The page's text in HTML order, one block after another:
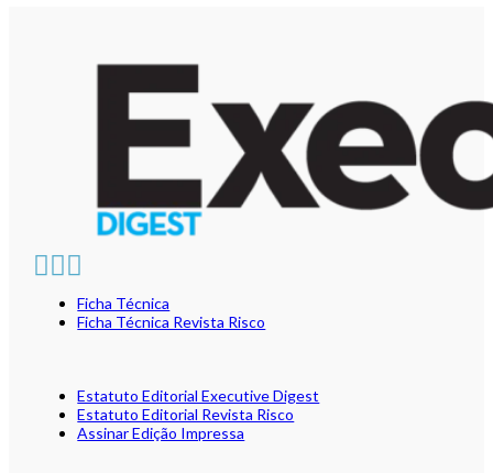
Ficha Técnica
Ficha Técnica Revista Risco
Estatuto Editorial Executive Digest
Estatuto Editorial Revista Risco
Assinar Edição Impressa